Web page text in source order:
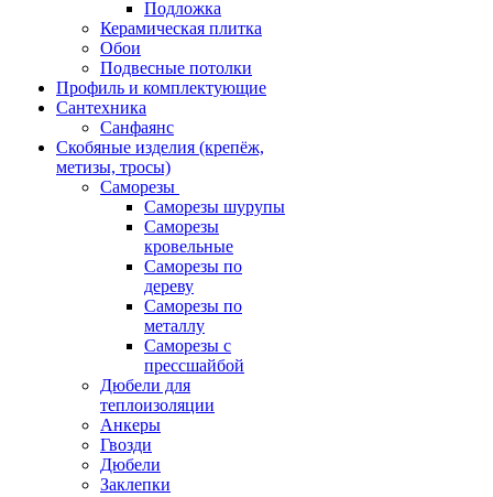
Подложка
Керамическая плитка
Обои
Подвесные потолки
Профиль и комплектующие
Сантехника
Санфаянс
Скобяные изделия (крепёж,
метизы, тросы)
Саморезы
Саморезы шурупы
Саморезы
кровельные
Саморезы по
дереву
Саморезы по
металлу
Саморезы с
прессшайбой
Дюбели для
теплоизоляции
Анкеры
Гвозди
Дюбели
Заклепки